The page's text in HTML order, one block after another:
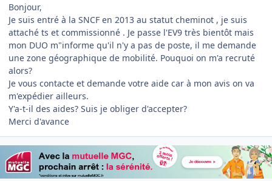
Bonjour,
Je suis entré à la SNCF en 2013 au statut cheminot , je suis
attaché ts et commissionné . Je passe l'EV9 très bientôt mais
mon DUO m"informe qu'il n'y a pas de poste, il me demande
une zone géographique de mobilité. Pouquoi on m'a recruté
alors?
Je vous contacte et demande votre aide car à mon avis on va
m'expédier ailleurs.
Y'a-t-il des aides? Suis je obliger d'accepter?
Merci d'avance